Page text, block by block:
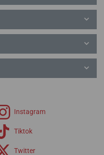
Instagram
Tiktok
Twitter